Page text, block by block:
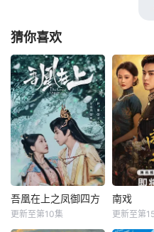
猜你喜欢
吾凰在上之凤御四方
更新至第10集
南戏
更新至第